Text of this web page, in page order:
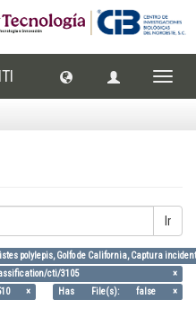
Ir
polylepis, Golfo de California, Captura
cti/3105 ×
×
Has File(s): false ×